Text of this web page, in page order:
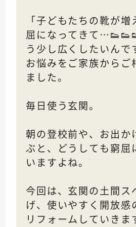
「子どもたちの靴が
屈になってきて
う少し広くしたいんで
お悩みをご家族からご
ました。
毎日使う玄関。
朝の登校前や、お出か
ぶと、どうしても窮屈
いますよね。
今回は、玄関の土間ス
げ、使いやすく開放感
リフォームしていきま